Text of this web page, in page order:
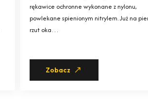
rękawice ochronne wykonane z nylonu,
powlekane spienionym nitrylem. Już na
rzut oka…
Zobacz